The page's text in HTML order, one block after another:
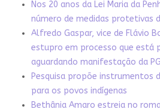
Nos 20 anos da Lei Maria da
número de medidas protetivas
Alfredo Gaspar, vice de Flávio
estupro em processo que está
aguardando manifestação da
Pesquisa propõe instrumentos
para os povos indígenas
Bethânia Amaro estreia no